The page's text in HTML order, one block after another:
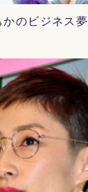
のビジネス夢